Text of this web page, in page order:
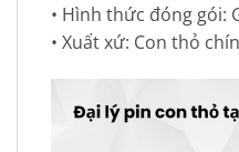
• Hình thức đóng gói:
• Xuất xứ: Con thỏ